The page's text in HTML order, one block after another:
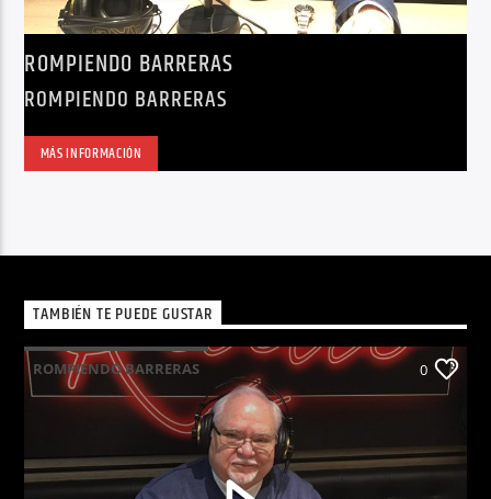
ROMPIENDO BARRERAS
ROMPIENDO BARRERAS
MÁS INFORMACIÓN
TAMBIÉN TE PUEDE GUSTAR
ROMPIENDO BARRERAS 0